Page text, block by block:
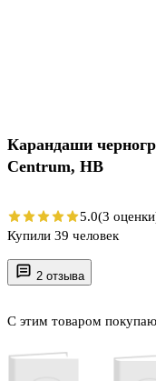
2 отзыва
С этим товаром
Карандаши
Centrum, HB
5.0(3
Купили 39 человек